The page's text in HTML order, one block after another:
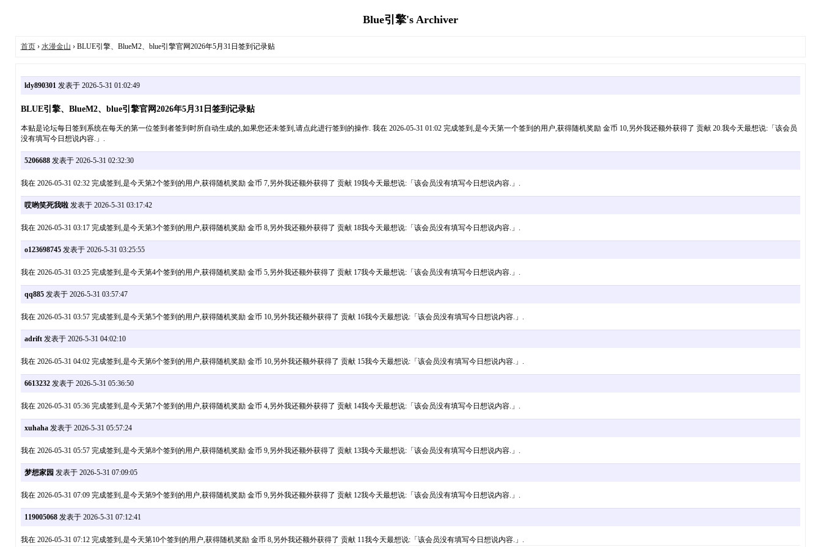
Blue引擎's Archiver
首页› 水漫金山 › BLUE引擎、BlueM2、blue引擎官网2026年5月31日签到记录贴
ldy890301发表于 2026-5-31 01:02:49
BLUE引擎、BlueM2、blue引擎官网2026年5月31日签到记录贴
本贴是论坛每日签到系统在每天的第一位签到者签到时所自动生成的,如果您还未签到,请点此进行签到的操作. 我在 2026-05-31 01:02 完成签到,是今天第一个签到的用户,获得随机奖励 金币 10,另外我还额外获得了 贡献 20.我今天最想说:「该会员
没有填写今日想说内容.」.
5206688发表于 2026-5-31 02:32:30
我在 2026-05-31 02:32 完成签到,是今天第2个签到的用户,获得随机奖励 金币 7,另外我还额外获得了 贡献 19我今天最想说:「该会员没有填写今日想说内容.」.
哎哟笑死我啦发表于 2026-5-31 03:17:42
我在 2026-05-31 03:17 完成签到,是今天第3个签到的用户,获得随机奖励 金币 8,另外我还额外获得了 贡献 18我今天最想说:「该会员没有填写今日想说内容.」.
o123698745发表于 2026-5-31 03:25:55
我在 2026-05-31 03:25 完成签到,是今天第4个签到的用户,获得随机奖励 金币 5,另外我还额外获得了 贡献 17我今天最想说:「该会员没有填写今日想说内容.」.
qq885发表于 2026-5-31 03:57:47
我在 2026-05-31 03:57 完成签到,是今天第5个签到的用户,获得随机奖励 金币 10,另外我还额外获得了 贡献 16我今天最想说:「该会员没有填写今日想说内容.」.
adrift发表于 2026-5-31 04:02:10
我在 2026-05-31 04:02 完成签到,是今天第6个签到的用户,获得随机奖励 金币 10,另外我还额外获得了 贡献 15我今天最想说:「该会员没有填写今日想说内容.」.
6613232发表于 2026-5-31 05:36:50
我在 2026-05-31 05:36 完成签到,是今天第7个签到的用户,获得随机奖励 金币 4,另外我还额外获得了 贡献 14我今天最想说:「该会员没有填写今日想说内容.」.
xuhaha发表于 2026-5-31 05:57:24
我在 2026-05-31 05:57 完成签到,是今天第8个签到的用户,获得随机奖励 金币 9,另外我还额外获得了 贡献 13我今天最想说:「该会员没有填写今日想说内容.」.
梦想家园 发表于 2026-5-31 07:09:05
我在 2026-05-31 07:09 完成签到,是今天第9个签到的用户,获得随机奖励 金币 9,另外我还额外获得了 贡献 12我今天最想说:「该会员没有填写今日想说内容.」.
119005068发表于 2026-5-31 07:12:41
我在 2026-05-31 07:12 完成签到,是今天第10个签到的用户,获得随机奖励 金币 8,另外我还额外获得了 贡献 11我今天最想说:「该会员没有填写今日想说内容.」.